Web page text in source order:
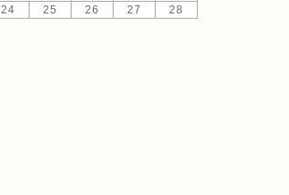
24 25 26 27 28